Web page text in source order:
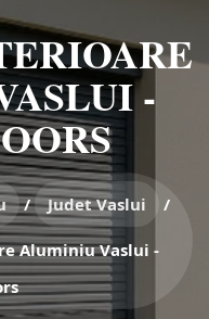
-
/ Judet Vaslui /
Aluminiu Vaslui -